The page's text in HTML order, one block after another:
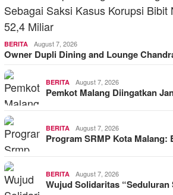
BERITA August 7, 2026
Owner Dupli Dining and Lounge
BERITA August 7, 2026
Pemkot Malang Diingatkan
BERITA August 7, 2026
Program SRMP Kota
BERITA August 7, 2026
Wujud Solidaritas